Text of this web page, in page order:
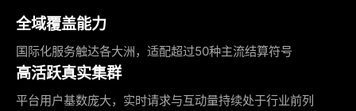
全域覆盖能力
国际化服务触达各大洲，适配超过50种主流结算符号
高活跃真实集群
平台用户基数庞大，实时请求与互动量持续处于行业前列